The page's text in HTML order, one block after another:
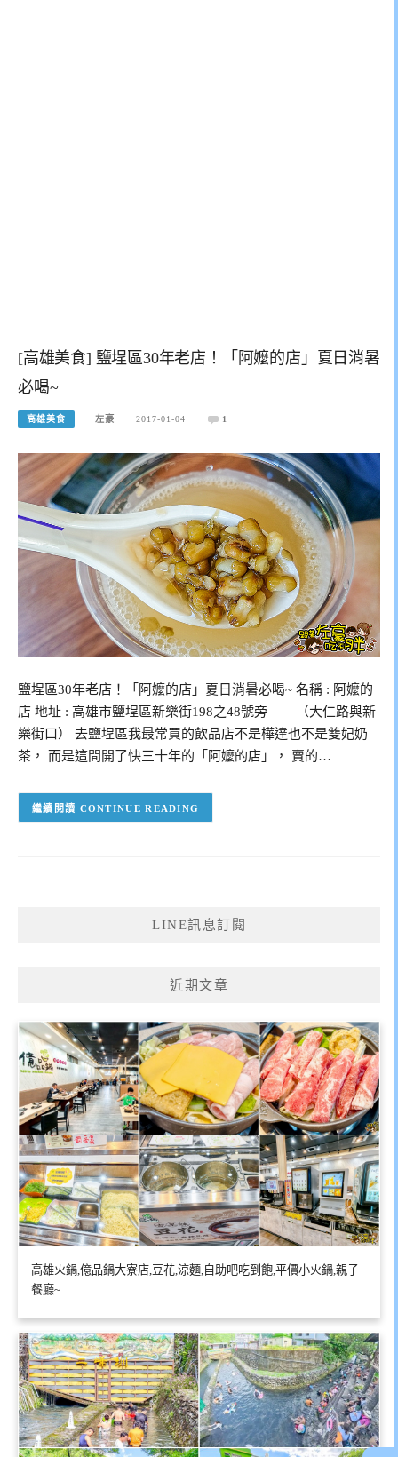
[高雄美食] 鹽埕區30年老店！「阿嬤的店」夏日消暑
必喝~
高雄美食 左豪 2017-01-04 1
鹽埕區30年老店！「阿嬤的店」夏日消暑必喝~ 名稱 : 阿嬤的
店 地址 : 高雄市鹽埕區新樂街198之48號旁 （大仁路與新
樂街口） 去鹽埕區我最常買的飲品店不是樺達也不是雙妃奶
茶， 而是這間開了快三十年的「阿嬤的店」， 賣的…
CONTINUE READING
LINE訊息訂閱
近期文章
高雄火鍋,億品鍋大寮店,豆花,涼麵,自助吧吃到飽,平價小火鍋,親子
餐廳~